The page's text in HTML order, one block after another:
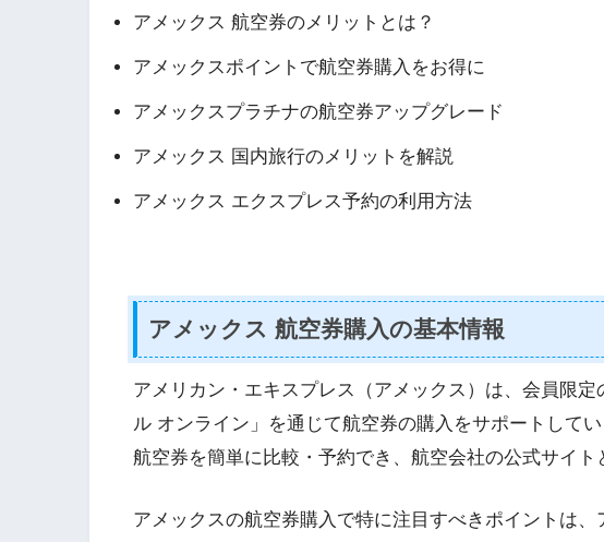
アメックス 航空券のメリットとは？
アメックスポイントで航空券購入をお得に
アメックスプラチナの航空券アップグレード
アメックス 国内旅行のメリットを解説
アメックス エクスプレス予約の利用方法
アメックス 航空券購入の基本情報
アメリカン・エキスプレス（アメックス）は、会員限
ル オンライン」を通じて航空券の購入をサポートして
航空券を簡単に比較・予約でき、航空会社の公式サイト
アメックスの航空券購入で特に注目すべきポイントは